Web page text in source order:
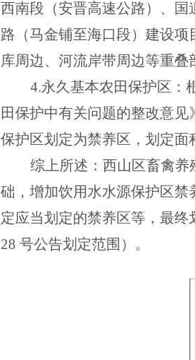
西南段（安晋高速公路）、
路（马金铺至海口段）建设
库周边、河流岸带周边等重
4.永久基本农田保护区：
田保护中有关问题的整改意
保护区划定为禁养区，划定面
综上所述：西山区畜禽
础，增加饮用水水源保护区
定应当划定的禁养区等，最
28 号公告划定范围）。